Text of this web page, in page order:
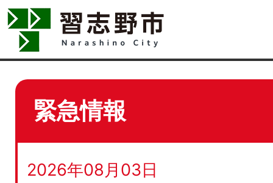
緊急情報
2026年08月03日